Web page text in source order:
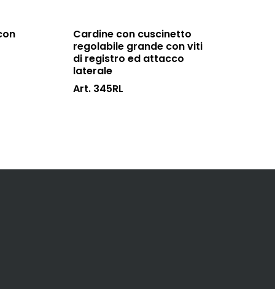
Cardine con cuscinetto
regolabile grande con viti
di registro ed attacco
laterale
Art. 345RL